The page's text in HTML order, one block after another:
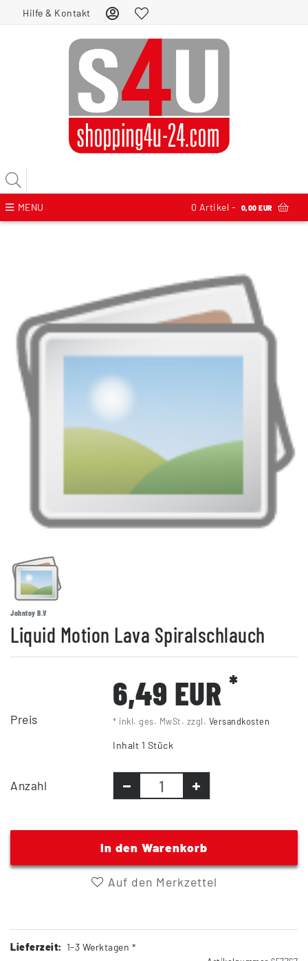
Hilfe & Kontakt
MENU 0 Artikel - 0,00 EUR
Johntoy B.V
Liquid Motion Lava Spiralschlauch
Preis
6,49 EUR *
* inkl. ges. MwSt. zzgl. Versandkosten
Inhalt 1 Stück
Anzahl
In den Warenkorb
Auf den Merkzettel
Lieferzeit: 1-3 Werktagen *